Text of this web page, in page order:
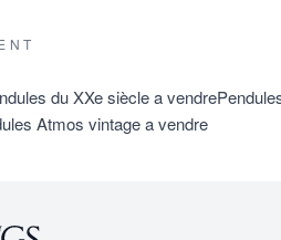
du XXe siècle a vendre
Atmos vintage a vendre